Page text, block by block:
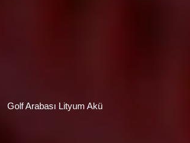
Golf Arabası Lityum Akü